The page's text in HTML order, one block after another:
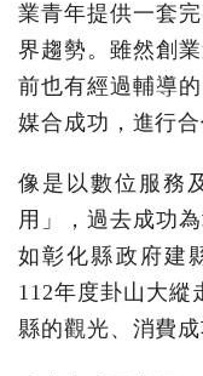
業青年提供一套
界趨勢。雖然創
前也有經過輔導
媒合成功，進行合
像是以數位服務
用」，過去成功
如彰化縣政府建
112年度卦山大
縣的觀光、消費成